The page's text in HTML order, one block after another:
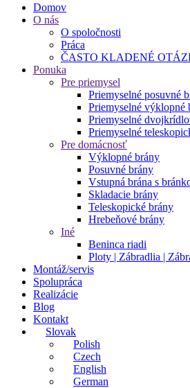
Domov
O nás
O spoločnosti
Práca
ČASTO KLADENÉ
Ponuka
Pre priemysel
Priemyselné posuvné
Priemyselné výklopné
Priemyselné
Priemyselné
Pre domácnosť
Výklopné brány
Posuvné brány
Vstupná brána s
Skladacie brány
Teleskopické brány
Hrebeňové brány
Iné
Beninca riadi
Ploty | Zábradlia |
Montáž/servis
Spolupráca
Realizácie
Blog
Kontakt
Slovak
Polish
Czech
English
German